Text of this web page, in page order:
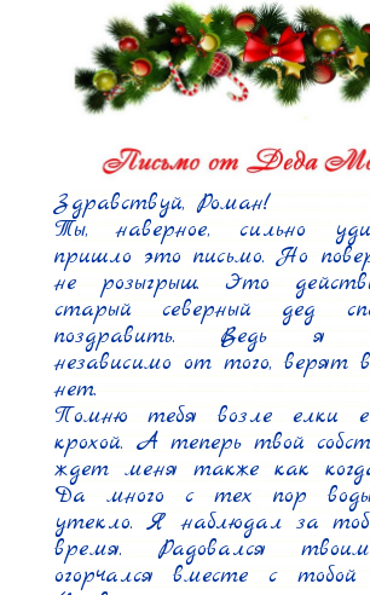
Здравствуй, Роман!
Ты, наверное, сильно
пришло это письмо. Но
не розыгрыш. Это
старый северный дед
поздравить. Ведь я
независимо от того, верят
нет.
Помню тебя возле елки
крохой. А теперь твой
ждет меня также как
Да много с тех пор воды
утекло. Я наблюдал за
время. Радовался
огорчался вместе с